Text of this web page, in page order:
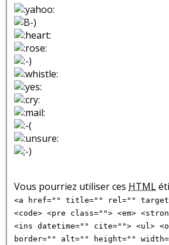
Vous pourriez utiliser ces HTML
<a href="" title="" rel=""
<code> <pre class=""> <em>
<ins datetime="" cite=""> <ul>
border="" alt="" height=""